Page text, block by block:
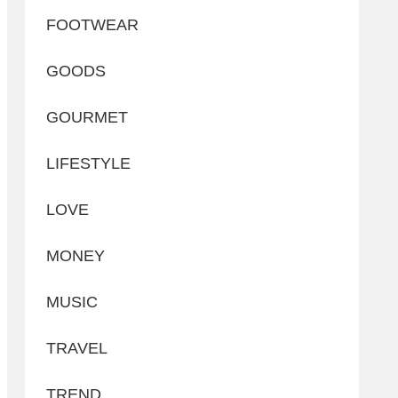
FOOTWEAR
GOODS
GOURMET
LIFESTYLE
LOVE
MONEY
MUSIC
TRAVEL